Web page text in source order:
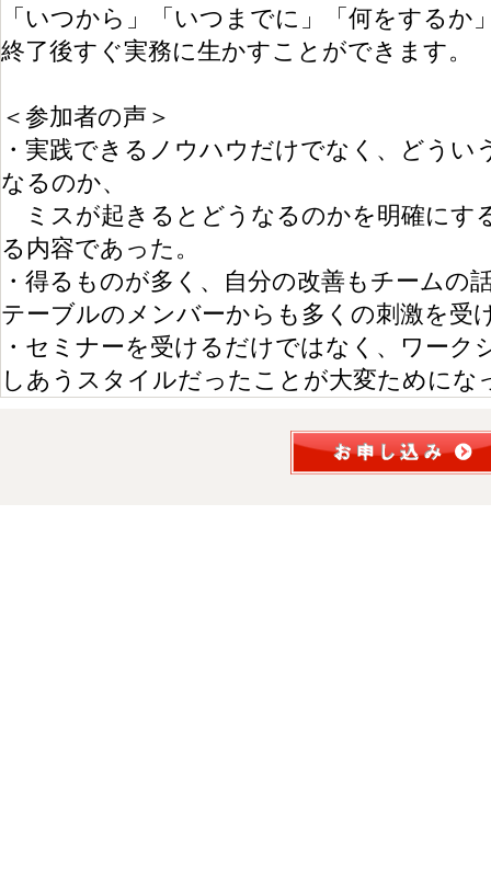
「いつから」「いつまでに」「何をするか
終了後すぐ実務に生かすことができます。
＜参加者の声＞
・実践できるノウハウだけでなく、どうい
なるのか、
ミスが起きるとどうなるのかを明確にす
る内容であった。
・得るものが多く、自分の改善もチームの
テーブルのメンバーからも多くの刺激を受
・セミナーを受けるだけではなく、ワーク
しあうスタイルだったことが大変ためにな